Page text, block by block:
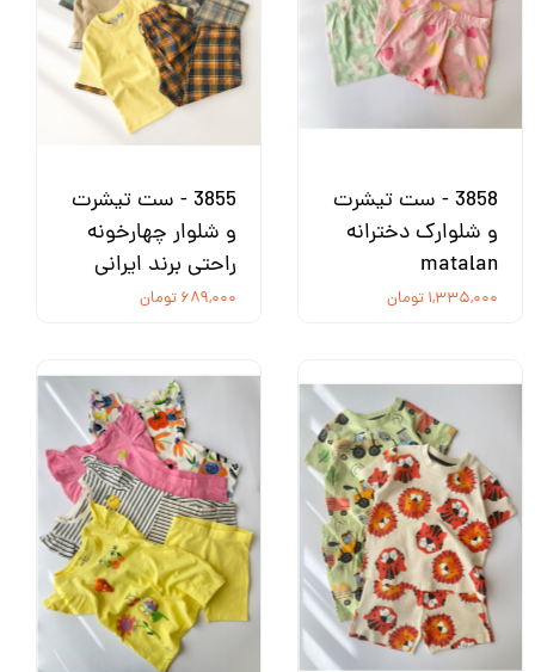
3858 - ست تیشرت
و شلوارک دخترانه
matalan
۱,۳۳۵,۰۰۰ تومان
3855 - ست تیشرت
و شلوار چهارخونه
راحتی برند ایرانی
۶۸۹,۰۰۰ تومان